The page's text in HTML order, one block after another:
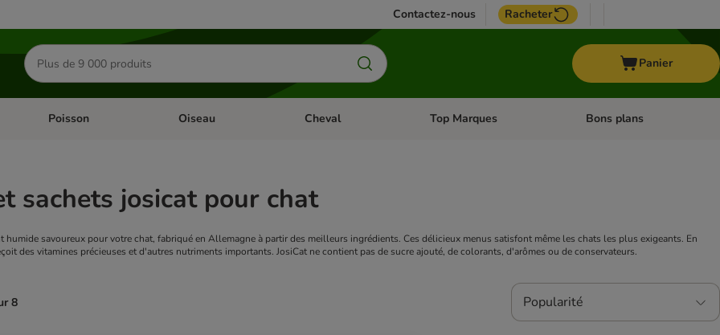
Contactez-nous Racheter
Rechercher
des
produits
Panier
Dérouler les catégories: Rongeur & Co
Poisson Dérouler les catégories: Poisson
Oiseau Dérouler les catégories: Oiseau
Cheval Dérouler les catégories: Cheval
Top Marques Dérouler les catégories: Top
Bons plans
sachets josicat pour chat
humide savoureux pour votre chat, fabriqué en Allemagne à partir des meilleurs ingrédients. Ces délicieux menus satisfont même les chats les plus exigeants. En
des vitamines précieuses et d'autres nutriments importants. JosiCat ne contient pas de sucre ajouté, de colorants, d'arômes ou de conservateurs.
8 Popularité